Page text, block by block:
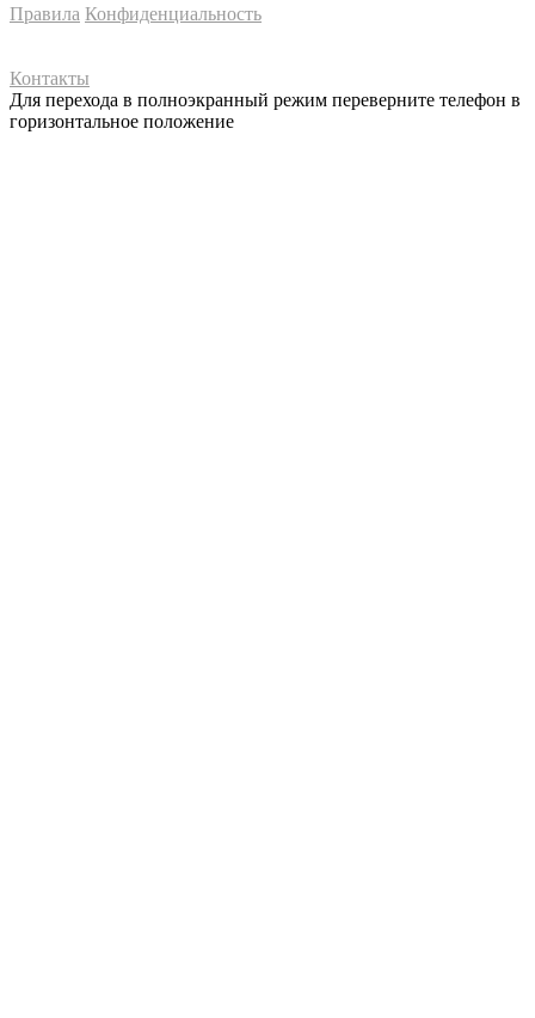
Правила Конфиденциальность
Контакты
Для перехода в полноэкранный режим переверните телефон в
горизонтальное положение